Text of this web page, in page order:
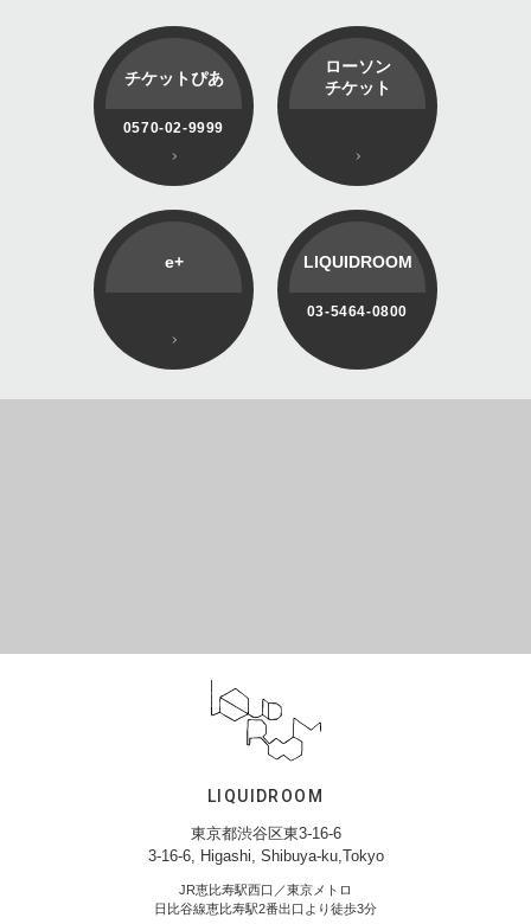
チケットぴあ
0570-02-9999
ローソン
チケット
e+ LIQUIDROOM
03-5464-0800
LIQUIDROOM
東京都渋谷区東3-16-6
3-16-6, Higashi, Shibuya-ku,Tokyo
JR恵比寿駅西口／東京メトロ
日比谷線恵比寿駅2番出口より徒歩3分